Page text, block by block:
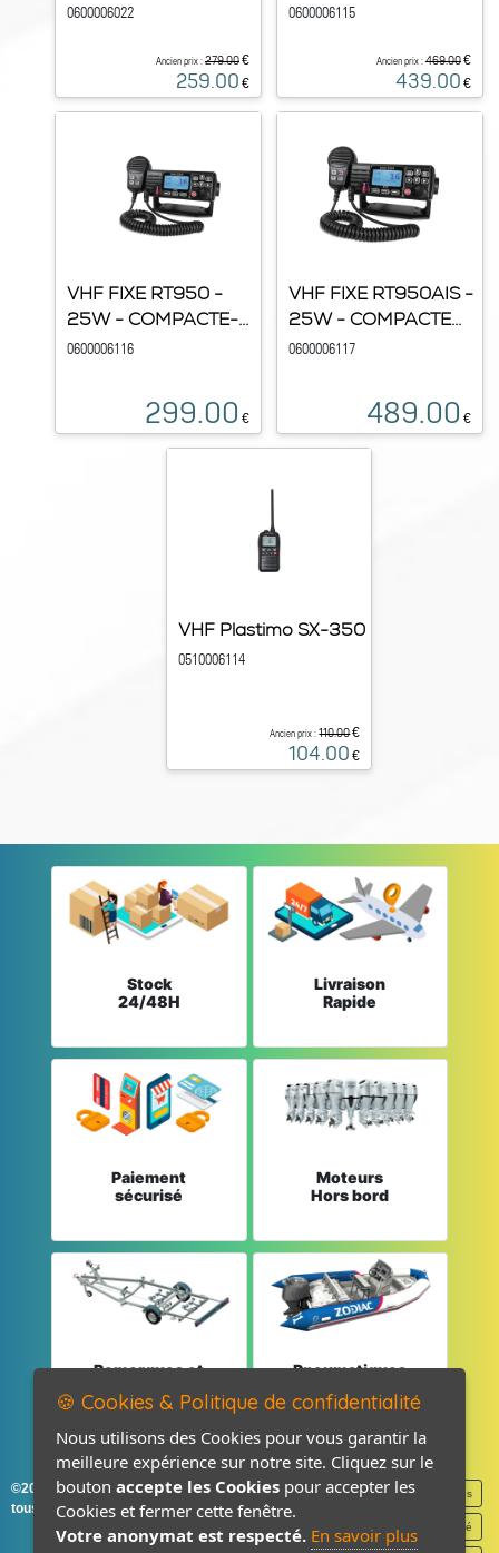
0600006022
Ancien prix : 279.00€
259.00 €
0600006115
Ancien prix :469.00€
439.00 €
VHF FIXE RT950 -
25W - COMPACTE-...
0600006116
299.00 €
VHF FIXE RT950AIS -
25W - COMPACTE...
0600006117
489.00 €
VHF Plastimo SX-350
0510006114
Ancien prix :110.00€
104.00 €
Stock
24/48H
Livraison
Rapide
Paiement
sécurisé
Moteurs
Hors bord
Remorques et
Pneumatiques
©2026-2027 France Accastillage
tous droits réservés
Mentions légales
Politique de confidentialité
🍪 Cookies & Politique de confidentialité
Nous utilisons des Cookies pour vous garantir la
meilleure expérience sur notre site. Cliquez sur le
bouton accepte les Cookies pour accepter les
Cookies et fermer cette fenêtre.
Votre anonymat est respecté. En savoir plus